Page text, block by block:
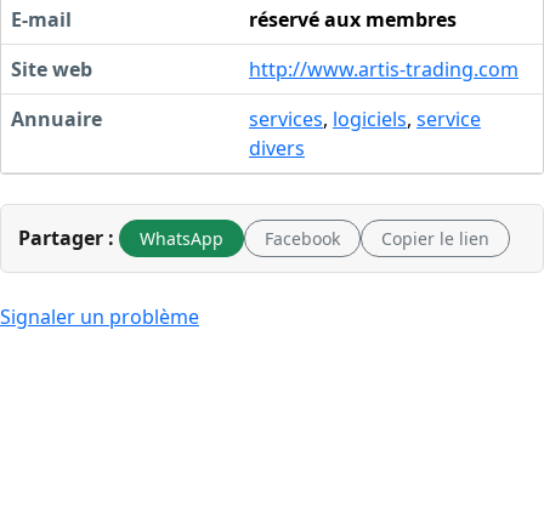
E-mail
réservé aux membres
Site web
http://www.artis-trading.com
Annuaire
services, logiciels, service
divers
Partager : WhatsApp Facebook Copier le lien
Signaler un problème